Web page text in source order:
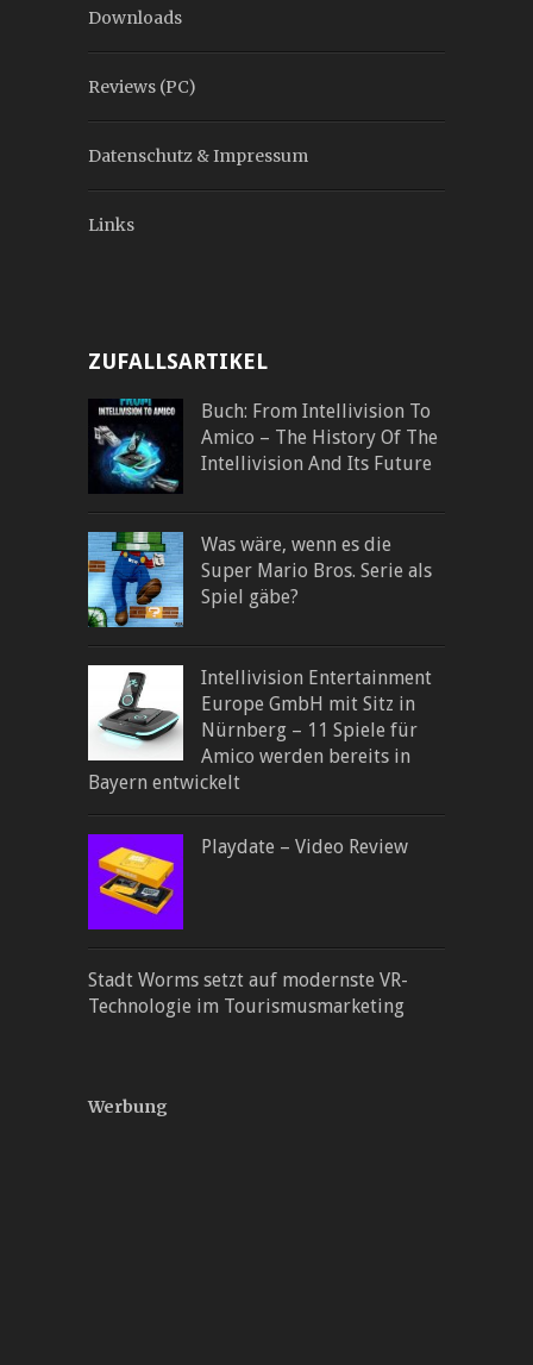
Downloads
Reviews (PC)
Datenschutz & Impressum
Links
ZUFALLSARTIKEL
Buch: From Intellivision To
Amico – The History Of The
Intellivision And Its Future
Was wäre, wenn es die
Super Mario Bros. Serie als
Spiel gäbe?
Intellivision Entertainment
Europe GmbH mit Sitz in
Nürnberg – 11 Spiele für
Amico werden bereits in
Bayern entwickelt
Playdate – Video Review
Stadt Worms setzt auf modernste VR-
Technologie im Tourismusmarketing
Werbung